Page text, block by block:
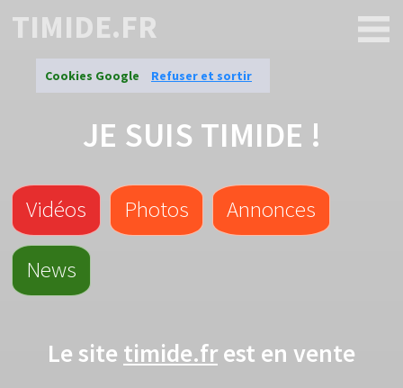
Cookies Google Refuser et sortir
TIMIDE.FR
JE SUIS TIMIDE !
Vidéos Photos Annonces
News
Le site timide.frest en vente